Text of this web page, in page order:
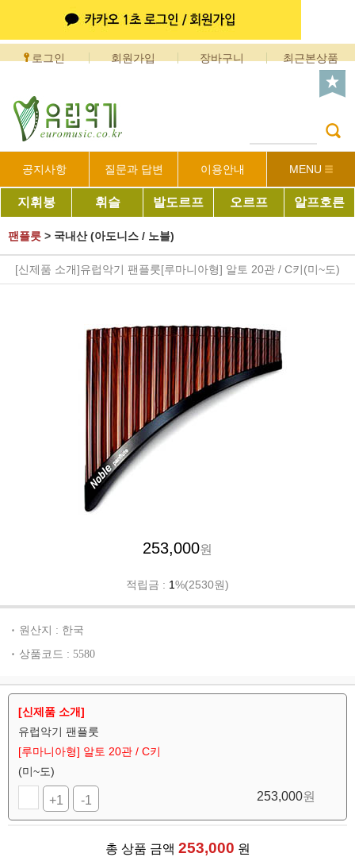
로그인 회원가입 장바구니 최근본상품
공지사항 질문과 답변 이용안내 MENU
지휘봉 휘슬 발도르프 오르프 알프호른
팬플릇 > 국내산 (아도니스 / 노블)
[신제품 소개]유럽악기 팬플룻[루마니아형] 알토 20관 / C키(미~도)
253,000원
적립금 : 1%(2530원)
원산지 : 한국
상품코드 : 5580
[신제품 소개]
유럽악기 팬플룻
[루마니아형] 알토 20관 / C키
(미~도)
+1 -1 253,000원
총 상품 금액 253,000 원